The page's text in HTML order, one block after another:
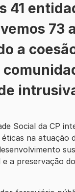
41
73
a
Social da CP
na atuação
a preservação